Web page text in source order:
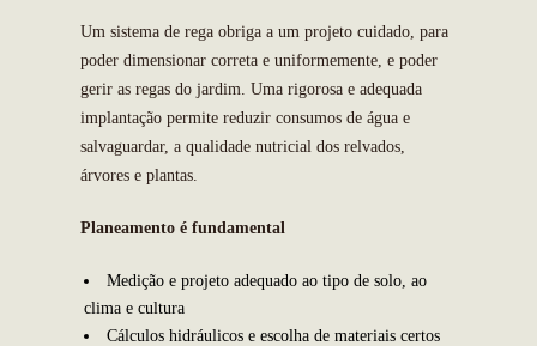
Um sistema de rega obriga a um projeto cuidado, para
poder dimensionar correta e uniformemente, e poder
gerir as regas do jardim. Uma rigorosa e adequada
implantação permite reduzir consumos de água e
salvaguardar, a qualidade nutricial dos relvados,
árvores e plantas.
Planeamento é fundamental
Medição e projeto adequado ao tipo de solo, ao
clima e cultura
Cálculos hidráulicos e escolha de materiais certos